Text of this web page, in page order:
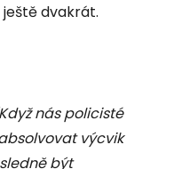
dvakrát.
nás policisté
výcvik
být